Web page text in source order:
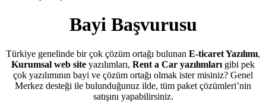
Bayi Başvurusu
Türkiye genelinde bir çok çözüm ortağı bulunan E-ticaret Yazılımı,
Kurumsal web site yazılımları, Rent a Car yazılımları gibi pek
çok yazılımının bayi ve çözüm ortağı olmak ister misiniz? Genel
Merkez desteği ile bulunduğunuz ilde, tüm paket çözümleri’nin
satışını yapabilirsiniz.